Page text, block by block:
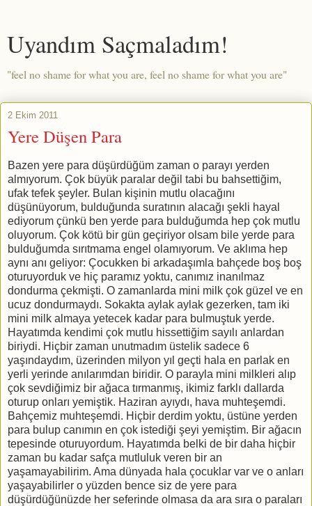
Uyandım Saçmaladım!
"feel no shame for what you are, feel no shame for what you are"
2 Ekim 2011
Yere Düşen Para
Bazen yere para düşürdüğüm zaman o parayı yerden
almıyorum. Çok büyük paralar değil tabi bu bahsettiğim,
ufak tefek şeyler. Bulan kişinin mutlu olacağını
düşünüyorum, bulduğunda suratının alacağı şekli hayal
ediyorum çünkü ben yerde para bulduğumda hep çok mutlu
oluyorum. Çok kötü bir gün geçiriyor olsam bile yerde para
bulduğumda sırıtmama engel olamıyorum. Ve aklıma hep
aynı anı geliyor: Çocukken bi arkadaşımla bahçede boş boş
oturuyorduk ve hiç paramız yoktu, canımız inanılmaz
dondurma çekmişti. O zamanlarda mini milk çok güzel ve en
ucuz dondurmaydı. Sokakta aylak aylak gezerken, tam iki
mini milk almaya yetecek kadar para bulmuştuk yerde.
Hayatımda kendimi çok mutlu hissettiğim sayılı anlardan
biriydi. Hiçbir zaman unutmadım üstelik sadece 6
yaşındaydım, üzerinden milyon yıl geçti hala en parlak en
yerli yerinde anılarımdan biridir. O parayla mini milkleri alıp
çok sevdiğimiz bir ağaca tırmanmış, ikimiz farklı dallarda
oturup onları yemiştik. Haziran ayıydı, hava muhteşemdi.
Bahçemiz muhteşemdi. Hiçbir derdim yoktu, üstüne yerden
para bulup canımın en çok istediği şeyi yemiştim. Bir ağacın
tepesinde oturuyordum. Hayatımda belki de bir daha hiçbir
zaman bu kadar safça mutluluk veren bir an
yaşamayabilirim. Ama dünyada hala çocuklar var ve o anları
yaşayabilirler o yüzden bence siz de yere para
düşürdüğünüzde her seferinde olmasa da ara sıra o paraları